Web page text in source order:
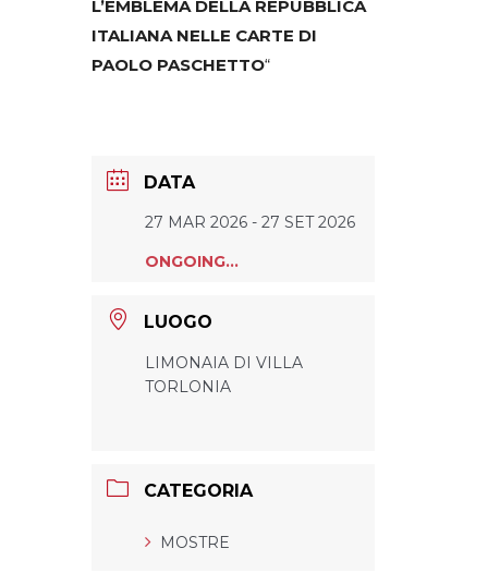
L’EMBLEMA DELLA REPUBBLICA
ITALIANA NELLE CARTE DI
PAOLO PASCHETTO“
DATA
27 MAR 2026 - 27 SET 2026
ONGOING...
LUOGO
LIMONAIA DI VILLA
TORLONIA
CATEGORIA
MOSTRE